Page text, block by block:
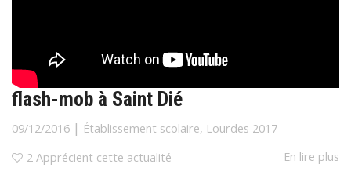
flash-mob à Saint Dié
09/12/2016 | Établissement scolaire, Lourdes 2017
2 Apprécient cette actualité En lire plus